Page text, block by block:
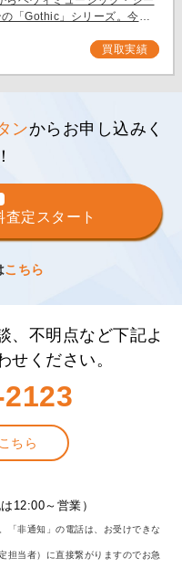
「Gothic」シリーズ。今回
買取実績
ンからお申し込みく
定スタート
こちら
、不明点など下記よ
せください。
ちら
12:00～営業）
「非通知」の電話は、お受けできな
担当者）に直接繋がりますのでお急